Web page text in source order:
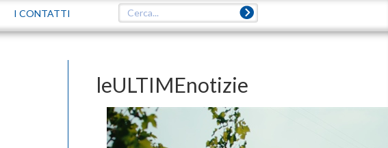
I CONTATTI
leULTIMEnotizie